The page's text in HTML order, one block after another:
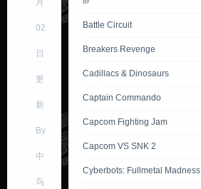
月
02
日
更
新
By
中
鸟
Battle Circuit
Breakers Revenge
Cadillacs & Dinosaurs
Captain Commando
Capcom Fighting Jam
Capcom VS SNK 2
Cyberbots: Fullmetal Madness